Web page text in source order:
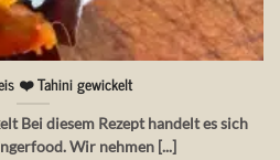
❤️ Tahini gewickelt
Bei diesem Rezept handelt es sich
Wir nehmen [...]